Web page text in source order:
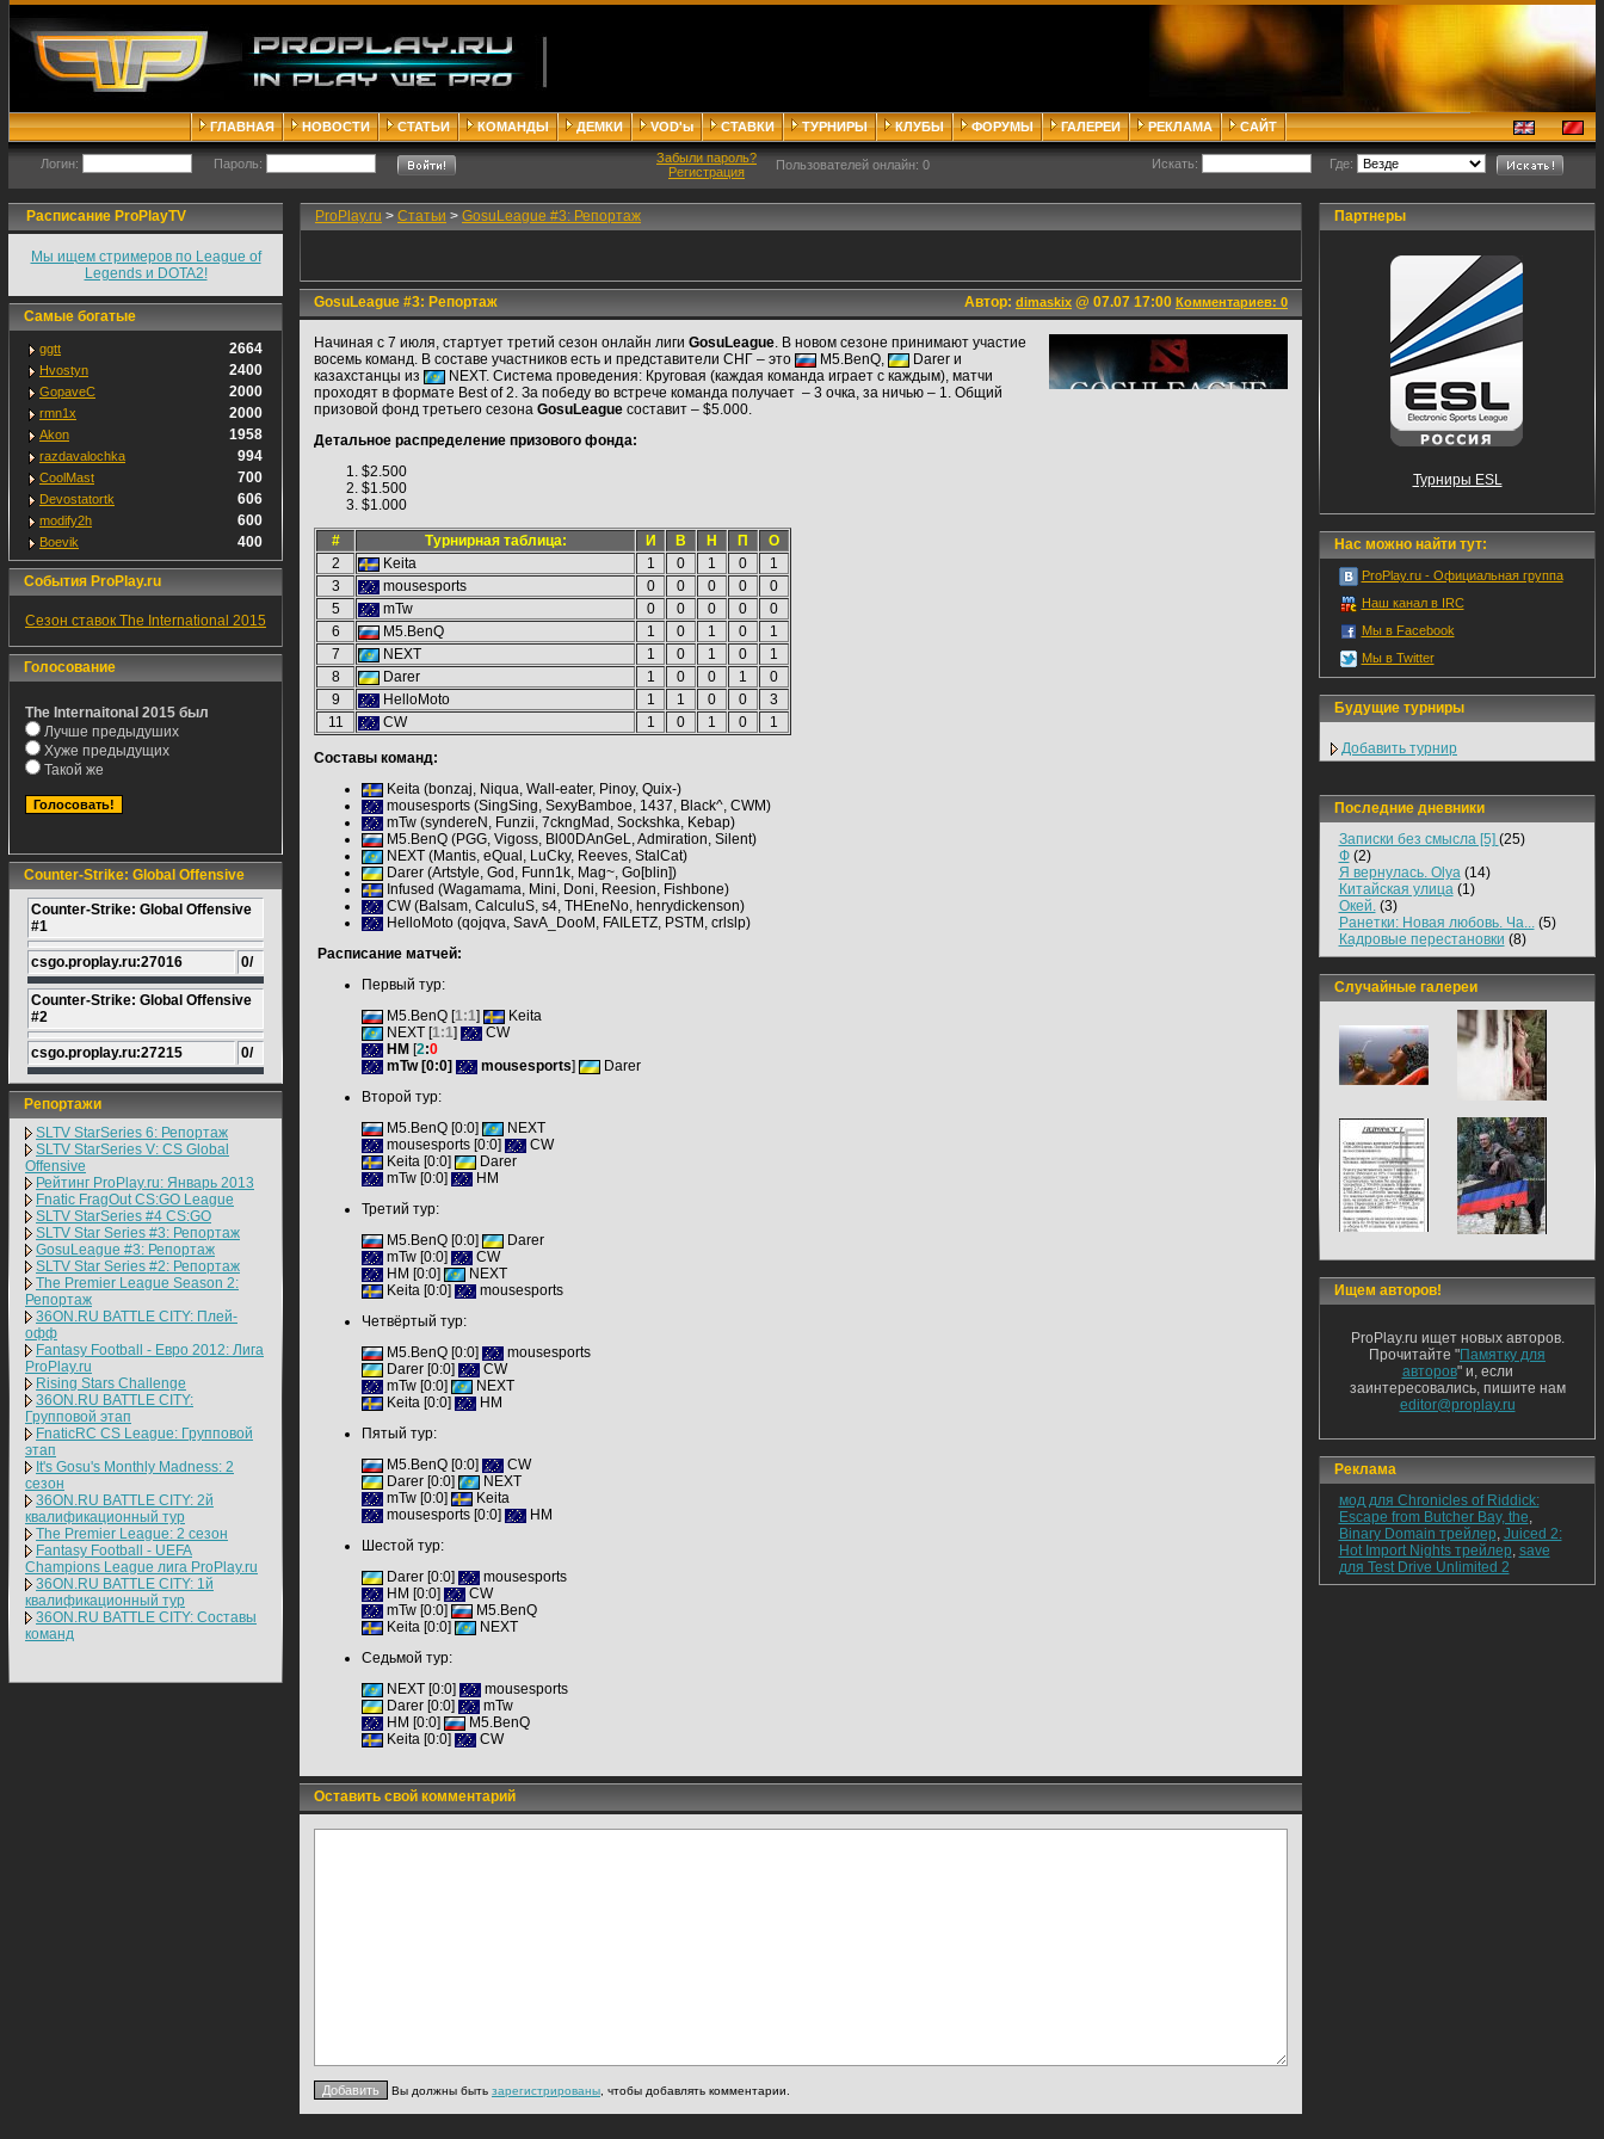
ГЛАВНАЯ НОВОСТИ СТАТЬИ КОМАНДЫ ДЕМКИ VOD'ы СТАВКИ ТУРНИРЫ КЛУБЫ ФОРУМЫ ГАЛЕРЕИ РЕКЛАМА САЙТ
Логин: Пароль:
Забыли пароль?
Регистрация
Пользователей онлайн: 0 Искать: Где:
Расписание ProPlayTV
Мы ищем стримеров по League of
Legends и DOTA2!
Самые богатые
ggtt 2664
Hvostyn 2400
GopaveC 2000
rmn1x 2000
Akon 1958
razdavalochka 994
CoolMast 700
Devostatortk 606
modify2h 600
Boevik 400
События ProPlay.ru
Сезон ставок The International 2015
Голосование
The Internaitonal 2015 был
Лучше предыдуших
Хуже предыдущих
Такой же
Counter-Strike: Global Offensive
Counter-Strike: Global Offensive
#1
csgo.proplay.ru:27016 0/
Counter-Strike: Global Offensive
#2
csgo.proplay.ru:27215 0/
Репортажи
SLTV StarSeries 6: Репортаж
SLTV StarSeries V: CS Global
Offensive
Рейтинг ProPlay.ru: Январь 2013
Fnatic FragOut CS:GO League
SLTV StarSeries #4 CS:GO
SLTV Star Series #3: Репортаж
GosuLeague #3: Репортаж
SLTV Star Series #2: Репортаж
The Premier League Season 2:
Репортаж
36ON.RU BATTLE CITY: Плей-
офф
Fantasy Football - Евро 2012: Лига
ProPlay.ru
Rising Stars Challenge
36ON.RU BATTLE CITY:
Групповой этап
FnaticRC CS League: Групповой
этап
It's Gosu's Monthly Madness: 2
сезон
36ON.RU BATTLE CITY: 2й
квалификационный тур
The Premier League: 2 cезон
Fantasy Football - UEFA
Champions League лига ProPlay.ru
36ON.RU BATTLE CITY: 1й
квалификационный тур
36ON.RU BATTLE CITY: Составы
команд
ProPlay.ru > Статьи > GosuLeague #3: Репортаж
GosuLeague #3: Репортаж Автор: dimaskix @ 07.07 17:00 Комментариев: 0
Начиная с 7 июля, стартует третий сезон онлайн лиги GosuLeague. В новом сезоне принимают участие
восемь команд. В составе участников есть и представители СНГ – это
M5.BenQ,
Darer и
казахстанцы из
NEXT. Система проведения: Круговая (каждая команда играет с каждым), матчи
проходят в формате Best of 2. За победу во встрече команда получает – 3 очка, за ничью – 1. Общий
призовой фонд третьего сезона GosuLeague составит – $5.000.
Детальное распределение призового фонда:
$2.500
$1.500
$1.000
# Турнирная таблица: И В Н П
О
2
Keita 1 0 1 0
1
3
mousesports 0 0 0 0
0
5
mTw 0 0 0 0
0
6
M5.BenQ 1 0 1 0
1
7
NEXT 1 0 1 0
1
8
Darer 1 0 0 1
0
9
HelloMoto 1 1 0 0
3
11
CW 1 0 1 0 1
Составы команд:
Keita (bonzaj, Niqua, Wall-eater, Pinoy, Quix-)
mousesports (SingSing, SexyBamboe, 1437, Black^, CWM)
mTw (syndereN, Funzii, 7ckngMad, Sockshka, Kebap)
M5.BenQ (PGG, Vigoss, Bl00DAnGeL, Admiration, Silent)
NEXT (Mantis, eQual, LuCky, Reeves, StalCat)
Darer (Artstyle, God, Funn1k, Mag~, Go[blin])
Infused (Wagamama, Mini, Doni, Reesion, Fishbone)
CW (Balsam, CalculuS, s4, THEneNo, henrydickenson)
HelloMoto (qojqva, SavA_DooM, FAILETZ, PSTM, crlslp)
Расписание матчей:
Первый тур:
M5.BenQ [1:1]
Keita
NEXT [1:1]
CW
HM [2:0
mTw [0:0] mousesports]
Darer
Второй тур:
M5.BenQ [0:0]
NEXT
mousesports [0:0]
CW
Keita [0:0]
Darer
mTw [0:0]
HM
Третий тур:
M5.BenQ [0:0]
Darer
mTw [0:0]
CW
HM [0:0]
NEXT
Keita [0:0]
mousesports
Четвёртый тур:
M5.BenQ [0:0]
mousesports
Darer [0:0]
CW
mTw [0:0]
NEXT
Keita [0:0]
HM
Пятый тур:
M5.BenQ [0:0]
CW
Darer [0:0]
NEXT
mTw [0:0]
Keita
mousesports [0:0]
HM
Шестой тур:
Darer [0:0]
mousesports
HM [0:0]
CW
mTw [0:0]
M5.BenQ
Keita [0:0]
NEXT
Седьмой тур:
NEXT [0:0]
mousesports
Darer [0:0]
mTw
HM [0:0]
M5.BenQ
Keita [0:0] CW
Оставить свой комментарий
Вы должны быть зарегистрированы , чтобы добавлять комментарии.
Партнеры
Турниры ESL
Нас можно найти тут:
ProPlay.ru - Официальная группа
Наш канал в IRC
Мы в Facebook
Мы в Twitter
Будущие турниры
Добавить турнир
Последние дневники
Записки без смысла [5] (25)
Ф(2)
Я вернулась. Olya(14)
Китайская улица(1)
Окей.(3)
Ранетки: Новая любовь. Ча...(5)
Кадровые перестановки (8)
Случайные галереи
Ищем авторов!
ProPlay.ru ищет новых авторов.
Прочитайте "Памятку для
авторов" и, если
заинтересовались, пишите нам
editor@proplay.ru
Реклама
мод для Chronicles of Riddick:
Escape from Butcher Bay, the,
Binary Domain трейлер, Juiced 2:
Hot Import Nights трейлер, save
для Test Drive Unlimited 2